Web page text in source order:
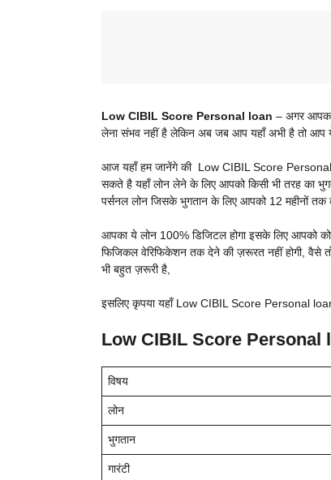
Low CIBIL Score Personal loan – अगर
लेना संभव नहीं है लेकिन अब जब आप यहाँ अभी है तो आप
आज यहाँ हम जानेंगे की Low CIBIL Score
सकते है यहाँ लोन लेने के लिए आपको किसी भी तरह का
पर्सनल लोन जिसके भुगतान के लिए आपको 12 महीनों तक
आपका ये लोन 100% डिजिटल होगा इसके लिए आपको
फिजिकल वेरिफिकेशन तक देने की ज़रूरत नहीं होगी, वैसे
भी बहुत ज़रूरी है,
इसलिए कृपया यहाँ Low CIBIL Score Personal
Low CIBIL Score Personal
विषय
लोन
भुगतान
गारंटी